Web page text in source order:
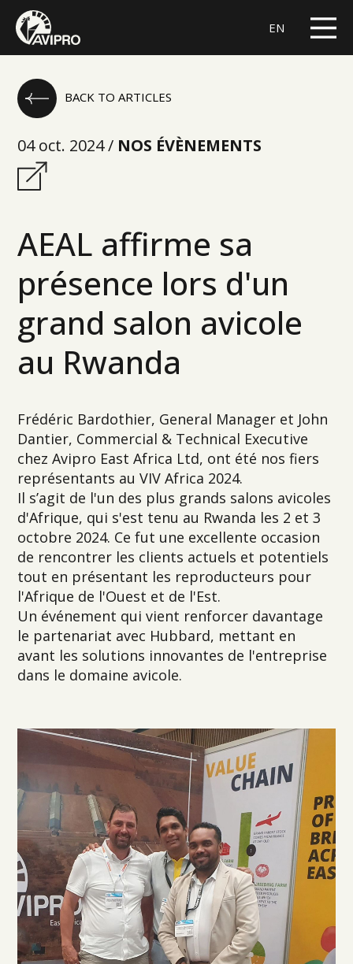
EN
04 oct. 2024 / NOS ÉVÈNEMENTS
BACK TO ARTICLES
AEAL affirme sa
présence lors d'un
grand salon avicole
au Rwanda
Frédéric Bardothier, General Manager et John
Dantier, Commercial & Technical Executive
chez Avipro East Africa Ltd, ont été nos fiers
représentants au VIV Africa 2024.
Il s’agit de l'un des plus grands salons avicoles
d'Afrique, qui s'est tenu au Rwanda les 2 et 3
octobre 2024. Ce fut une excellente occasion
de rencontrer les clients actuels et potentiels
tout en présentant les reproducteurs pour
l'Afrique de l'Ouest et de l'Est.
Un événement qui vient renforcer davantage
le partenariat avec Hubbard, mettant en
avant les solutions innovantes de l'entreprise
dans le domaine avicole.